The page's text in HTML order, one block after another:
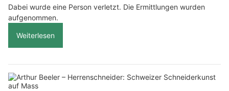
Dabei wurde eine Person verletzt. Die Ermittlungen wurden
aufgenommen.
Weiterlesen